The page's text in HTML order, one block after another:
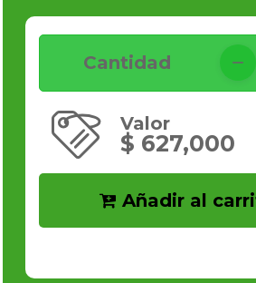
Cantidad
Valor
$ 627,000
Añadir al